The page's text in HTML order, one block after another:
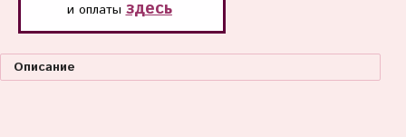
и оплаты здесь
Описание